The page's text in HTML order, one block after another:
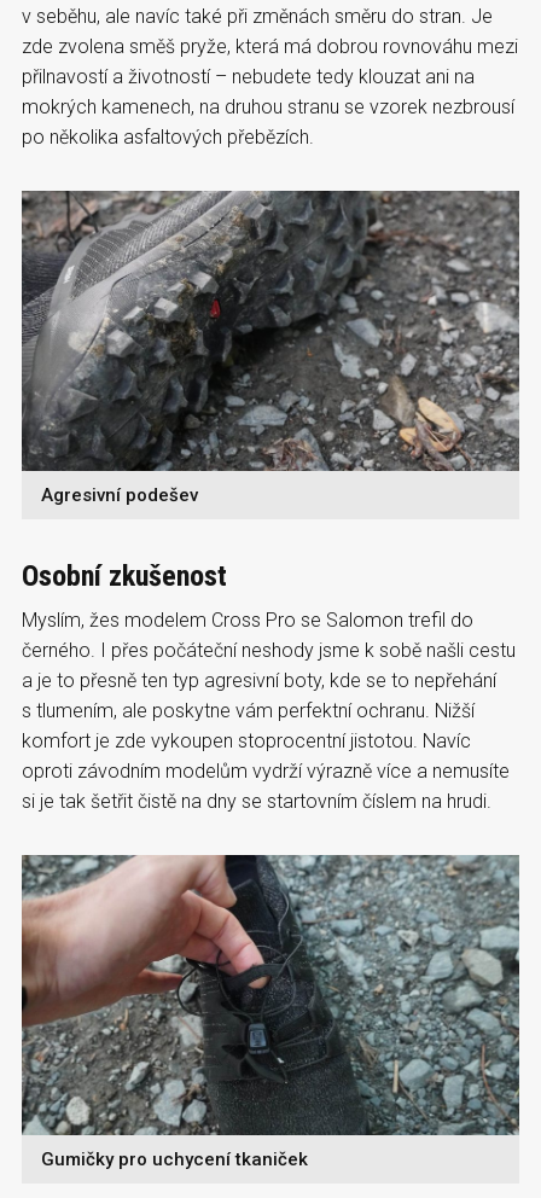
v seběhu, ale navíc také při změnách směru do stran. Je
zde zvolena směš pryže, která má dobrou rovnováhu mezi
přilnavostí a životností – nebudete tedy klouzat ani na
mokrých kamenech, na druhou stranu se vzorek nezbrousí
po několika asfaltových přebězích.
Agresivní podešev
Osobní zkušenost
Myslím, žes modelem Cross Pro se Salomon trefil do
černého. I přes počáteční neshody jsme k sobě našli cestu
a je to přesně ten typ agresivní boty, kde se to nepřehání
s tlumením, ale poskytne vám perfektní ochranu. Nižší
komfort je zde vykoupen stoprocentní jistotou. Navíc
oproti závodním modelům vydrží výrazně více a nemusíte
si je tak šetřit čistě na dny se startovním číslem na hrudi.
Gumičky pro uchycení tkaniček